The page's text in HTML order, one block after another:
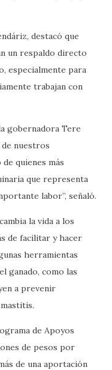
destacó que
un respaldo directo
especialmente para
trabajan con
gobernadora Tere
de nuestros
quienes más
que representa
labor”, señaló.
la vida a los
de facilitar y hacer
herramientas
ganado, como las
a prevenir
de Apoyos
de pesos por
de una aportación